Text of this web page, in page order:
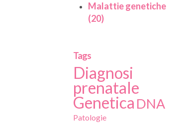
Malattie genetiche
(20)
Tags
Diagnosi
prenatale
Genetica DNA
Patologie